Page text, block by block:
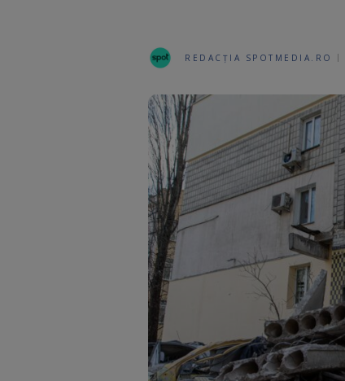
REDACȚIA SPOTMEDIA.RO